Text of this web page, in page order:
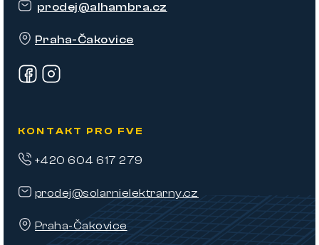
prodej@alhambra.cz
Praha-Čakovice
KONTAKT PRO FVE
prodej@solarnielektrarny.cz
Praha-Čakovice
+420 604 617 279